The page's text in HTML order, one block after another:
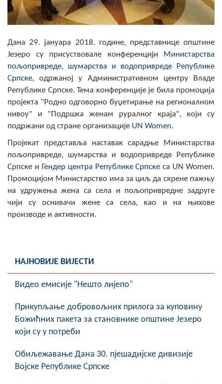
Службени Гласници
ОПШТИНСКА УПРАВА
ИНФО
Вијести
Активности
Јавни позиви
Обавјештења
Заштита од пожара
COVID 19
Геоистраживања
ПРИВРЕДА
Пољопривреда
Спорт
КОНТАКТ
Дана 29. јануара 2018. године, представнице општине
Језеро су присуствовале конференцији
Министарства
пољопривреде, шумарства и водопривреде Републике
Српске, одржаној у Административном центру Владе
Републике Српске. Тема конференције је била промоција
пројекта "Родно одговорно буџетирање на регионалном
нивоу" и "Подршка женам руралног краја", који су
подржани од стране организације UN Women.
Пројекат представља наставак сарадње Министарства
пољопривреде, шумарства и водопривреде Републике
Српске и Гендер центра Републике Српске са UN Women.
Промоцијом Министарство има за циљ да скрене пажњу
на удружења жена са села и пољопривредне задруге
чији су оснивачи жене са села, као и на њихове
производе и активности.
НАЈНОВИЈЕ ВИЈЕСТИ
Видео емисије "Нешто лијепо"
Прикупљање добровољних прилога за куповину
Божићних пакета за становнике општине Језеро
који су у потреби
Обиљежавање Данa 30. пјешадијске дивизије
Војске Републике Српске